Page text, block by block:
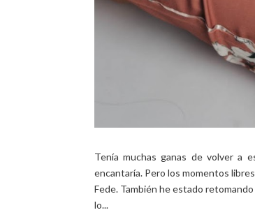
Tenía muchas ganas de volver a
encantaría. Pero los momentos
Fede. También he estado
lo...